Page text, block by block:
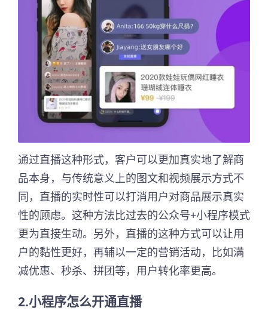
通过直播这种形式，客户可以更加真实地了解商
品本身，与传统意义上的图文和视频展示方式不
同，直播的实时性可以打消用户对商品展示真实
性的顾虑。这种方法比过去的公众号+小程序模式
更为直接生动。另外，直播的这种方式可以让用
户的黏性更好，再辅以一定的营销活动，比如满
减优惠、秒杀、拼团等，用户转化率更高。
2.小程序怎么开通直播